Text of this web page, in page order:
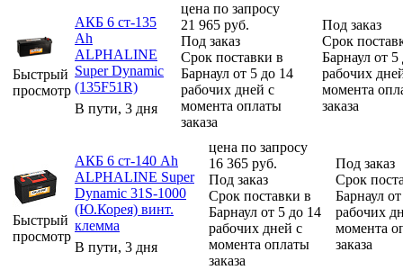
Быстрый
просмотр
АКБ 6 ст-135
Ah
ALPHALINE
Super Dynamic
(135F51R)
В пути, 3 дня
цена по запросу
21 965 руб.
Под заказ
Срок поставки в
Барнаул от 5 до 14
рабочих дней с
момента оплаты
заказа
Под заказ
Срок
Барнаул от 5
рабочих
момента
заказа
Быстрый
просмотр
АКБ 6 ст-140 Ah
ALPHALINE Super
Dynamic 31S-1000
(Ю.Корея) винт.
клемма
В пути, 3 дня
цена по запросу
16 365 руб.
Под заказ
Срок поставки в
Барнаул от 5 до 14
рабочих дней с
момента оплаты
заказа
Под заказ
Срок
Барнаул
рабочих
момента
заказа